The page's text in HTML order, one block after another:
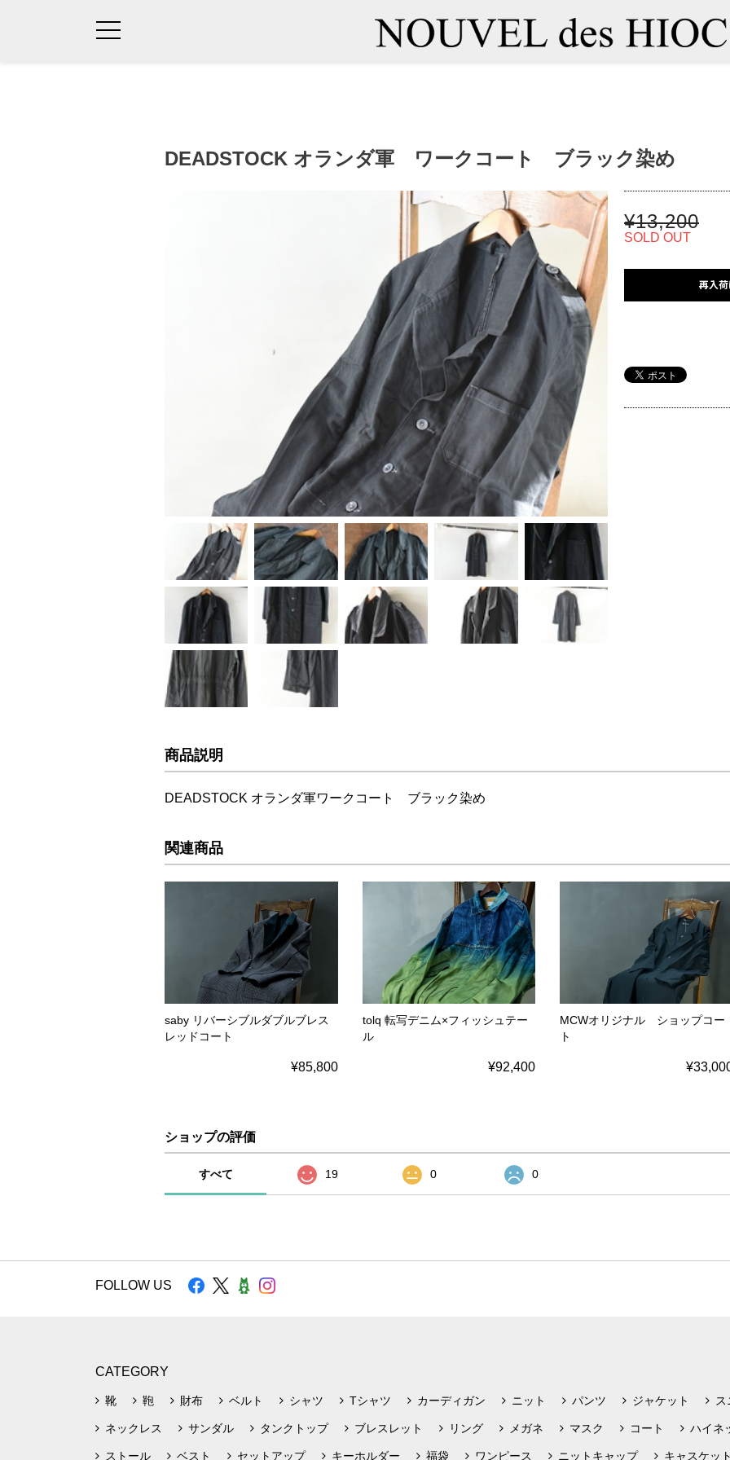
DEADSTOCK オランダ軍 ワークコート ブラック染め
¥13,200
SOLD OUT
再入
商品説明
DEADSTOCK オランダ軍ワークコート ブラック染め
関連商品
saby リバーシブルダブルブレス
レッドコート
¥85,800
tolq 転写デニム×フィッシュテー
ル
¥92,400
MCWオリジナル ショップコー
ト
ショップの評価
すべて 19 0 0
FOLLOW US
CATEGORY
靴 鞄 財布 ベルト シャツ Tシャツ カーディガン ニット パンツ ジャケット
ネックレス サンダル タンクトップ ブレスレット リング メガネ マスク コート ハイネ
ストール ベスト セットアップ キーホルダー 福袋 ワンピース ニットキャップ キャスケッ